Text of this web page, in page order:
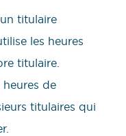
titulaire
les heures
titulaire.
de
titulaires qui